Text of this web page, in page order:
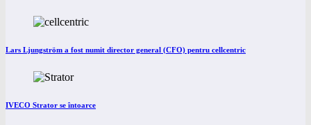
Lars Ljungström a fost numit director general (CFO) pentru cellcentric
IVECO Strator se întoarce